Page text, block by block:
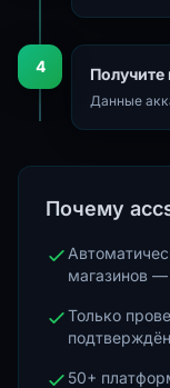
4 Получите
Данные
Почему
магазинов
Только
50+